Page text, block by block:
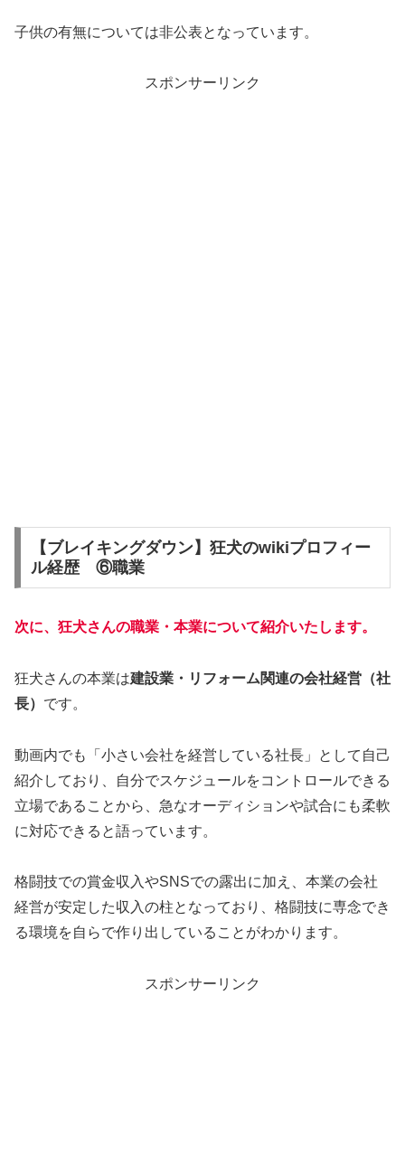
子供の有無については非公表となっています。
スポンサーリンク
【ブレイキングダウン】狂犬のwikiプロフィー
ル経歴 ⑥職業
次に、狂犬さんの職業・本業について紹介いたします。
狂犬さんの本業は建設業・リフォーム関連の会社経営（社
長） です。
動画内でも「小さい会社を経営している社長」として自己
紹介しており、自分でスケジュールをコントロールできる
立場であることから、急なオーディションや試合にも柔軟
に対応できると語っています。
格闘技での賞金収入やSNSでの露出に加え、本業の会社
経営が安定した収入の柱となっており、格闘技に専念でき
る環境を自らで作り出していることがわかります。
スポンサーリンク